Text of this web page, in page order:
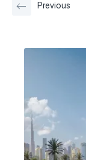
Previous